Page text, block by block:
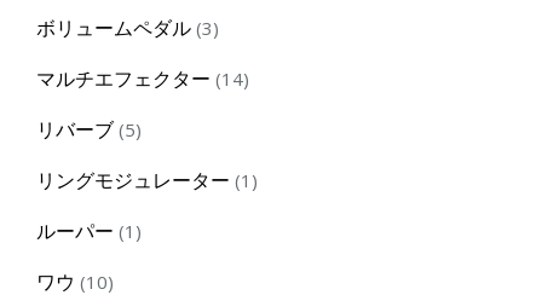
ボリュームペダル 33
マルチエフェクター 1414
リバーブ 55
リングモジュレーター 1 1
ルーパー 1 1
ワウ 1010